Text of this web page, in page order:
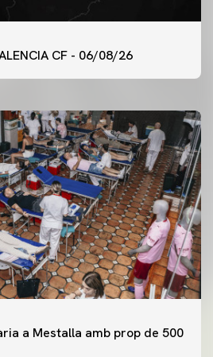
CF - 06/08/26
CF 6/8/2026
a Mestalla amb prop de 500